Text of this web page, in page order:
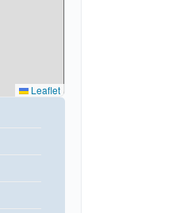
Leaflet